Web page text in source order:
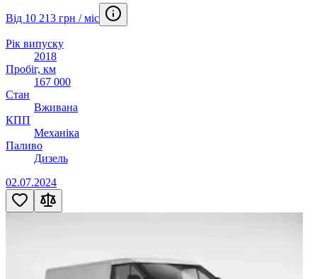
Від 10 213 грн / міс
Рік випуску
2018
Пробіг, км
167 000
Стан
Вживана
КПП
Механіка
Паливо
Дизель
02.07.2024